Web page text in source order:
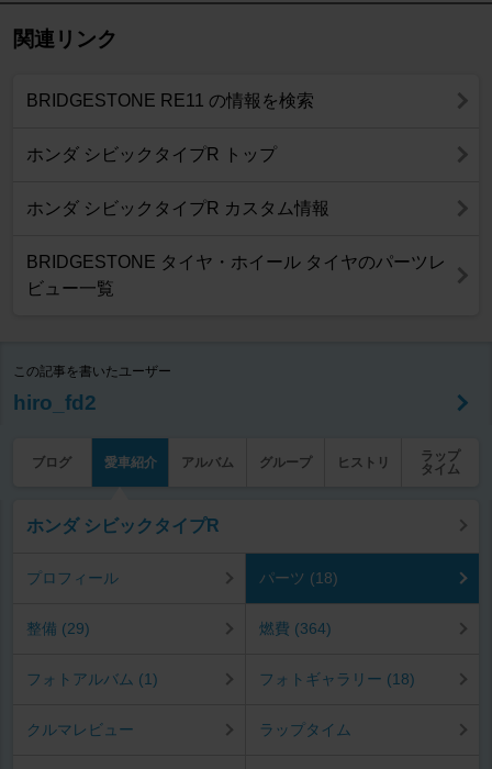
関連リンク
BRIDGESTONE RE11 の情報を検索
ホンダ シビックタイプR トップ
ホンダ シビックタイプR カスタム情報
BRIDGESTONE タイヤ・ホイール タイヤのパーツレ
ビュー一覧
この記事を書いたユーザー
hiro_fd2
ブログ 愛車紹介 アルバム グループ ヒストリ
ラップ
タイム
ホンダ シビックタイプR
プロフィール パーツ (18)
整備 (29) 燃費 (364)
フォトアルバム (1) フォトギャラリー (18)
クルマレビュー ラップタイム